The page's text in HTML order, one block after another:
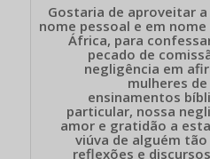
Gostaria de aproveitar
nome pessoal e em
África, para
pecado de
negligência em
mulheres
ensinamentos
particular, nossa
amor e gratidão a
viúva de alguém
reflexões e